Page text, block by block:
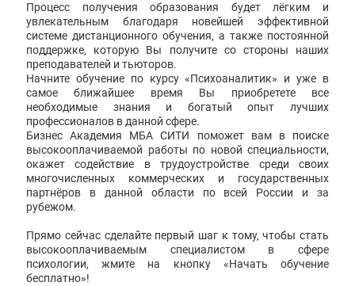
Процесс получения образования будет лёгким и
увлекательным благодаря новейшей эффективной
системе дистанционного обучения, а также постоянной
поддержке, которую Вы получите со стороны наших
преподавателей и тьюторов.
Начните обучение по курсу «Психоаналитик» и уже в
самое ближайшее время Вы приобретете все
необходимые знания и богатый опыт лучших
профессионалов в данной сфере.
Бизнес Академия МБА СИТИ поможет вам в поиске
высокооплачиваемой работы по новой специальности,
окажет содействие в трудоустройстве среди своих
многочисленных коммерческих и государственных
партнёров в данной области по всей России и за
рубежом.
Прямо сейчас сделайте первый шаг к тому, чтобы стать
высокооплачиваемым специалистом в сфере
психологии, жмите на кнопку «Начать обучение
бесплатно»!